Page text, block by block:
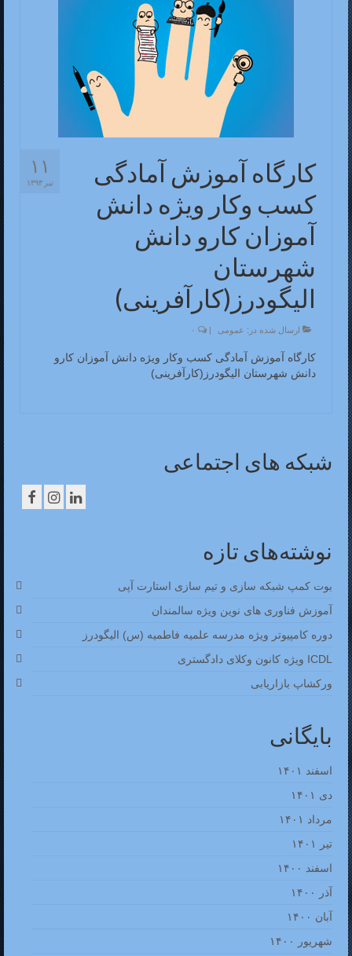
۱۱
تیر ۱۳۹۳
کارگاه آموزش آمادگی
کسب وکار ویژه دانش
آموزان کارو دانش
شهرستان
الیگودرز(کارآفرینی)
ارسال شده در: عمومی |
کارگاه آموزش آمادگی کسب وکار ویژه دانش آموزان کارو
دانش شهرستان الیگودرز(کارآفرینی)
شبکه های اجتماعی
نوشته‌های تازه
بوت کمپ شبکه سازی و تیم سازی استارت آپی
آموزش فناوری های نوین ویژه سالمندان
دوره کامپیوتر ویژه مدرسه علمیه فاطمیه (س) الیگودرز
ICDL ویژه کانون وکلای دادگستری
ورکشاپ بازاریابی
بایگانی
اسفند ۱۴۰۱
دی ۱۴۰۱
مرداد ۱۴۰۱
تیر ۱۴۰۱
اسفند ۱۴۰۰
آذر ۱۴۰۰
آبان ۱۴۰۰
شهریور ۱۴۰۰